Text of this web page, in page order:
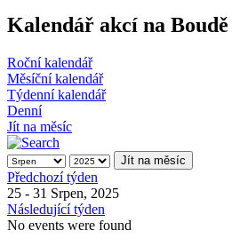
Kalendář akcí na Boudě
Roční kalendář
Měsíční kalendář
Týdenní kalendář
Denní
Jít na měsíc
Jít na měsíc
Předchozí týden
25 - 31 Srpen, 2025
Následující týden
No events were found